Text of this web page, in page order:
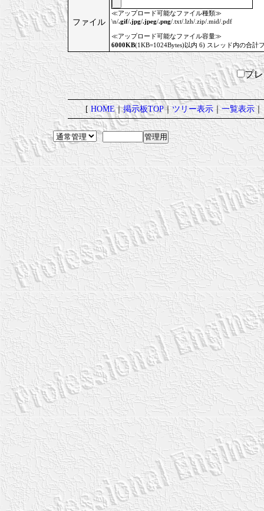
ファイル
≪アップロード可能なファイル種類≫
\n/.gif/.jpg/.jpeg/.png/.txt/.lzh/.zip/.mid/.pdf
≪アップロード可能なファイル容量≫
6000KB(1KB=1024Bytes)以内 6) スレッド内の合計
プ
[ HOME｜掲示板TOP｜ツリー表示｜一覧表示｜